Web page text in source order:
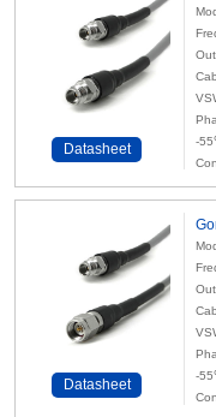
Datasheet
-
Datasheet
-